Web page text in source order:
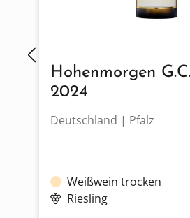
Hohenmorgen
2024
Deutschland | Pfalz
Weißwein trocken
Riesling